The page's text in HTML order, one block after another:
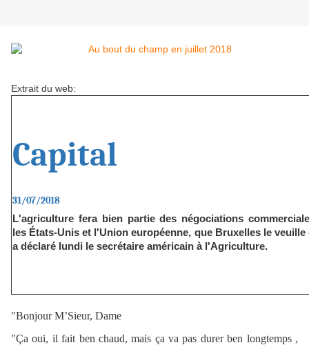
Extrait du web:
31/07/2018
L'agriculture fera bien partie des négociations
les États-Unis et l'Union européenne, que Bruxelles le veuille
a déclaré lundi le secrétaire américain à l'Agriculture.
"Bonjour M’Sieur, Dame
"Ça oui, il fait ben chaud, mais ça va pas durer ben longtemps ,